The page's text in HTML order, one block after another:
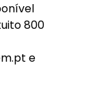
800
e